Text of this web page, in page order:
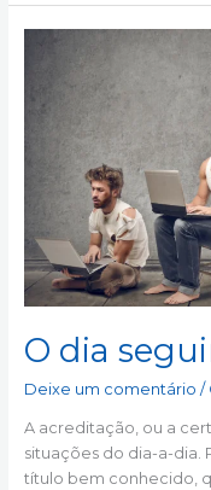
O dia
Deixe um comentário /
A acreditação, ou a
situações do dia-a-dia.
título bem conhecido,
seguinte
Certificação